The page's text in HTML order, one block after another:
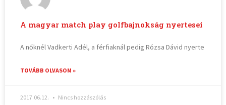
A magyar match play golfbajnokság nyertesei
A nőknél Vadkerti Adél, a férfiaknál pedig Rózsa Dávid nyerte
TOVÁBB OLVASOM »
2017.06.12. Nincs hozzászólás